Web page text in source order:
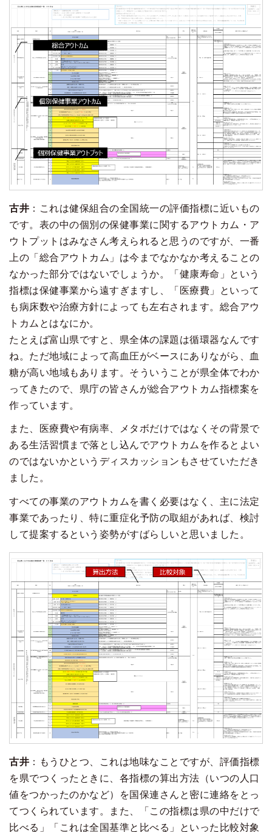
古井 ：これは健保組合の全国統一の評価指標に近いもの
です。表の中の個別の保健事業に関するアウトカム・ア
ウトプットはみなさん考えられると思うのですが、一番
上の「総合アウトカム」は今までなかなか考えることの
なかった部分ではないでしょうか。「健康寿命」という
指標は保健事業から遠すぎますし、「医療費」といって
も病床数や治療方針によっても左右されます。総合アウ
トカムとはなにか。
たとえば富山県ですと、県全体の課題は循環器なんです
ね。ただ地域によって高血圧がベースにありながら、血
糖が高い地域もあります。そういうことが県全体でわか
ってきたので、県庁の皆さんが総合アウトカム指標案を
作っています。
また、医療費や有病率、メタボだけではなくその背景で
ある生活習慣まで落とし込んでアウトカムを作るとよい
のではないかというディスカッションもさせていただき
ました。
すべての事業のアウトカムを書く必要はなく、主に法定
事業であったり、特に重症化予防の取組があれば、検討
して提案するという姿勢がすばらしいと思いました。
古井 ：もうひとつ、これは地味なことですが、評価指標
を県でつくったときに、各指標の算出方法（いつの人口
値をつかったのかなど）を国保連さんと密に連絡をとっ
てつくられています。また、「この指標は県の中だけで
比べる」「これは全国基準と比べる」といった比較対象